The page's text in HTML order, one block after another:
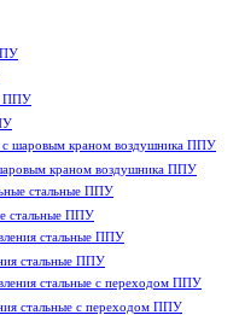
краном воздушника ППУ
стальные ППУ
стальные ППУ
стальные с переходом ППУ